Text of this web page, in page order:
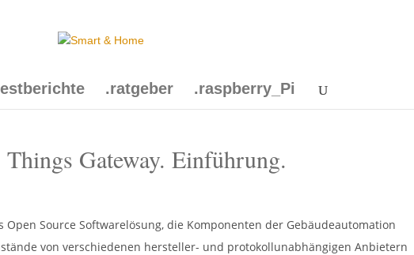
.ratgeber .raspberry_Pi
Gateway. Einführung.
Open Source Softwarelösung, die Komponenten der Gebäudeautomation
von verschiedenen hersteller- und protokollunabhängigen Anbietern